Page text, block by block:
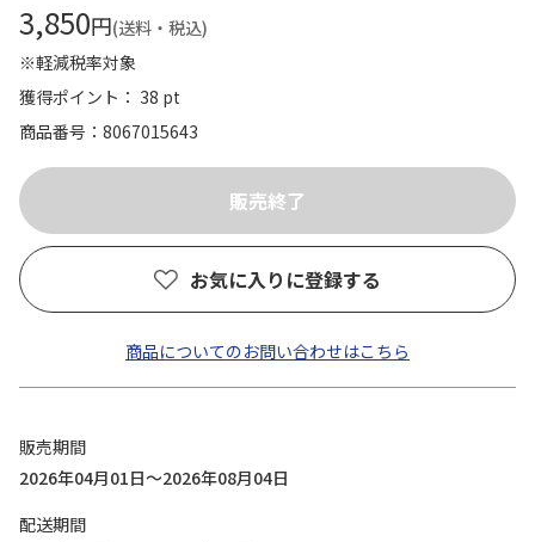
3,850円(送料・税込)
※軽減税率対象
獲得ポイント： 38 pt
商品番号
8067015643
お気に入りに登録する
商品についてのお問い合わせはこちら
販売期間
2026年04月01日～2026年08月04日
配送期間